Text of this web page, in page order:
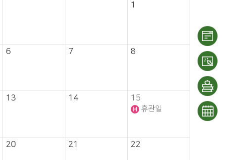
1
6 7 8
13 14 15
휴관일
20 21 22
이용
안내
대출/
반납
조회
희망